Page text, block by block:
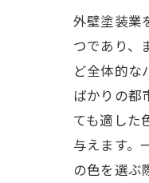
外壁塗装業
つであり、
ど全体的な
ばかりの都
ても適した
与えます。
の色を選ぶ